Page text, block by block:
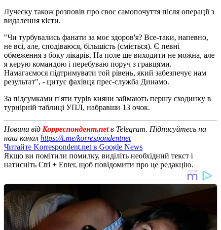
Луческу також розповів про своє самопочуття після операції з
видалення кісти.
"Чи турбувались фанати за моє здоров'я? Все-таки, напевно,
не всі, але, сподіваюся, більшість (сміється). Є певні
обмеження з боку лікарів. На поле ще виходити не можна, але
я керую командою і перебуваю поруч з гравцями.
Намагаємося підтримувати той рівень, який забезпечує нам
результат", - цитує фахівця прес-служба Динамо.
За підсумками п'яти турів кияни займають першу сходинку в
турнірній таблиці УПЛ, набравши 13 очок.
Новини від Корреспондент.netв Telegram. Підписуйтесь на
наш канал https://t.me/korrespondentnet
Читайте Korrespondent.net в Google News
Якщо ви помітили помилку, виділіть необхідний текст і
натисніть Ctrl + Enter, щоб повідомити про це редакцію.